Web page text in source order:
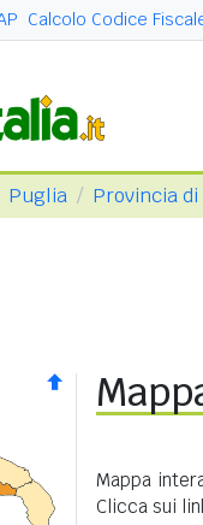
Calcolo Codice
Puglia Provincia
Mappa
Clicca sui